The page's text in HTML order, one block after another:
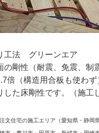
工法 グリーンエア
の剛性（耐震、免震、制
倍（構造用合板も使わず
した床剛性です。（施工
文住宅の施工エリア（愛知県・静岡県